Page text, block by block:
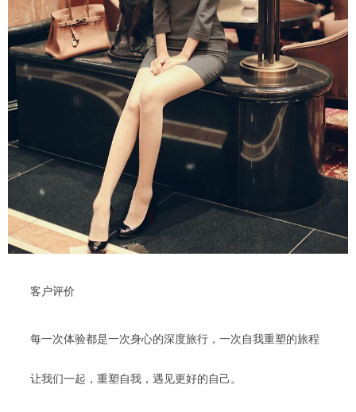
客户评价
每一次体验都是一次身心的深度旅行，一次自我重塑的旅程
让我们一起，重塑自我，遇见更好的自己。